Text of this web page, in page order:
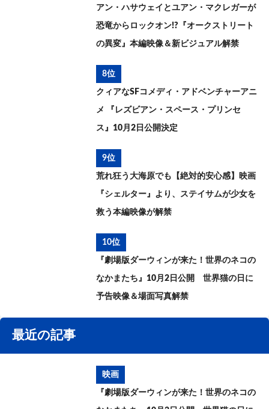
アン・ハサウェイとユアン・マクレガーが
恐竜からロックオン!?『オークストリート
の異変』本編映像＆新ビジュアル解禁
8位
クィアなSFコメディ・アドベンチャーアニ
メ 『レズビアン・スペース・プリンセ
ス』10月2日公開決定
9位
荒れ狂う大海原でも【絶対的安心感】映画
『シェルター』より、ステイサムが少女を
救う本編映像が解禁
10位
『劇場版ダーウィンが来た！世界のネコの
なかまたち』10月2日公開 世界猫の日に
予告映像＆場面写真解禁
最近の記事
映画
『劇場版ダーウィンが来た！世界のネコの